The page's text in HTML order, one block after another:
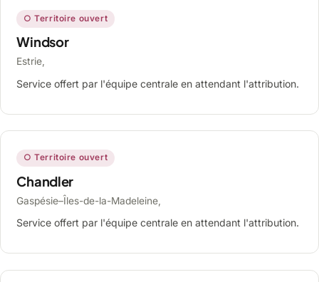
○ Territoire ouvert
Windsor
Estrie,
Service offert par l'équipe centrale en attendant l'attribution.
○ Territoire ouvert
Chandler
Gaspésie–Îles-de-la-Madeleine,
Service offert par l'équipe centrale en attendant l'attribution.